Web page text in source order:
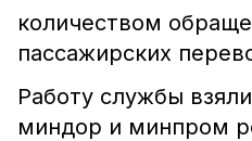
количеством
пассажирских
Работу службы
миндор и минпром